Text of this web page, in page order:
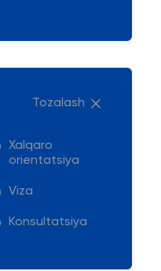
Tozalash
Xalqaro
orientatsiya
Viza
Konsultatsiya